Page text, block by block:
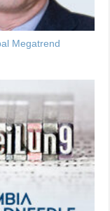
Megatrend